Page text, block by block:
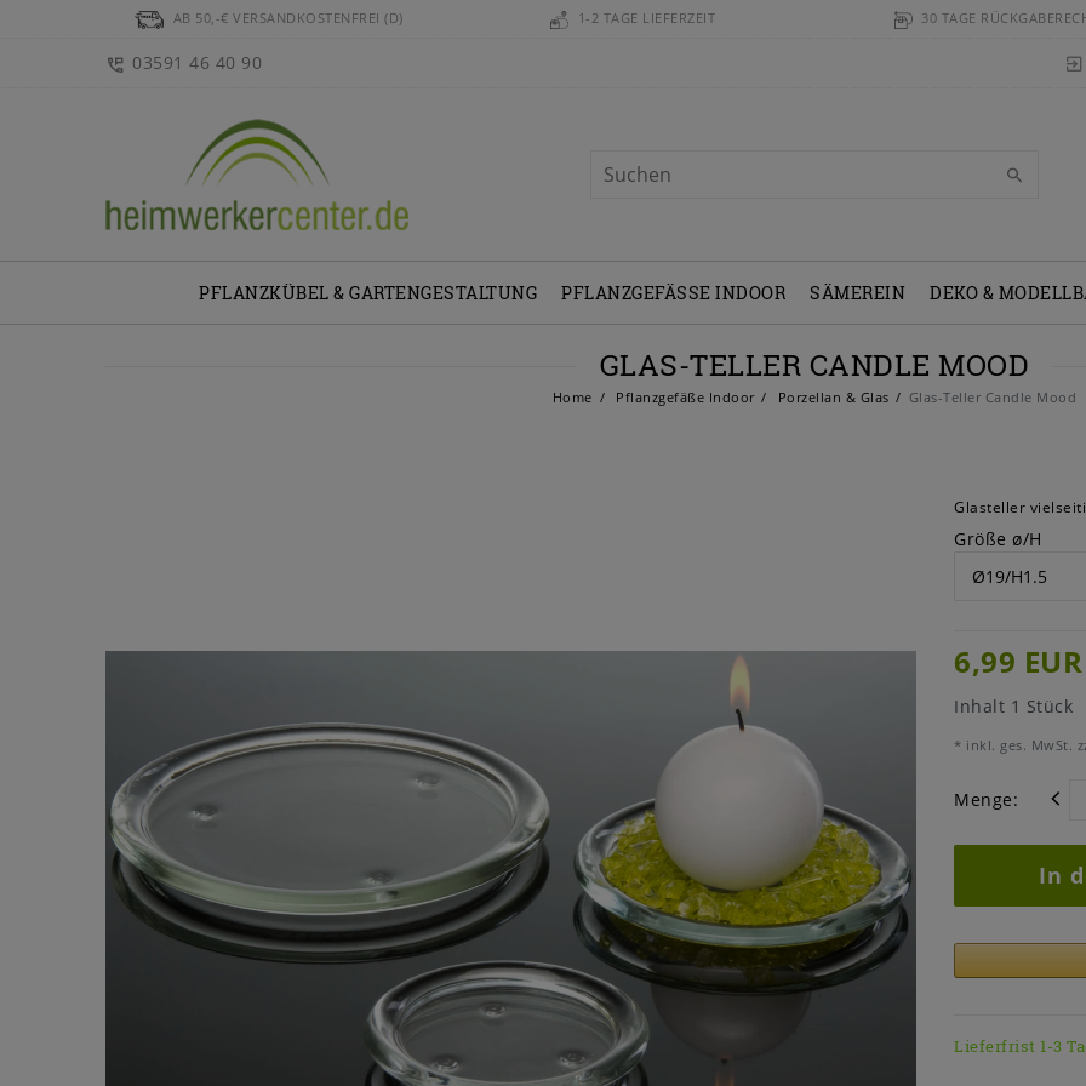
AB 50,-€ VERSANDKOSTENFREI (D) 1-2 TAGE LIEFERZEIT 30 TAGE
03591 46 40 90
PFLANZKÜBEL & GARTENGESTALTUNG PFLANZGEFÄSSE INDOOR SÄMEREIN DEKO &
GLAS-TELLER CANDLE MOOD
Home Pflanzgefäße Indoor Porzellan & Glas Glas-Teller Candle Mood
Glasteller
Größe ø/H
6,99 EUR
Inhalt 1 Stück
* inkl. ges. MwSt.
Menge:
In
Lieferfrist 1-3